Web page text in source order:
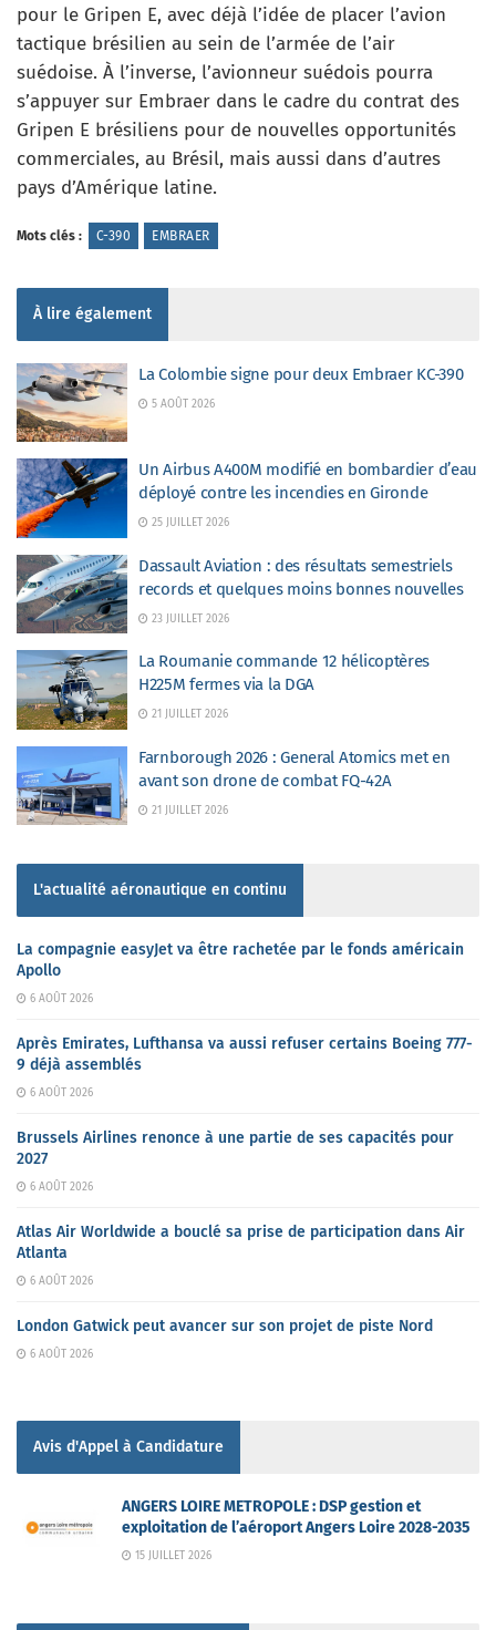
pour le Gripen E, avec déjà l’idée de placer l’avion
tactique brésilien au sein de l’armée de l’air
suédoise. À l’inverse, l’avionneur suédois pourra
s’appuyer sur Embraer dans le cadre du contrat des
Gripen E brésiliens pour de nouvelles opportunités
commerciales, au Brésil, mais aussi dans d’autres
pays d’Amérique latine.
Mots clés : C-390 EMBRAER
À lire également
La Colombie signe pour deux Embraer KC-390
5 AOÛT 2026
Un Airbus A400M modifié en bombardier d’eau
déployé contre les incendies en Gironde
25 JUILLET 2026
Dassault Aviation : des résultats semestriels
records et quelques moins bonnes nouvelles
23 JUILLET 2026
La Roumanie commande 12 hélicoptères
H225M fermes via la DGA
21 JUILLET 2026
Farnborough 2026 : General Atomics met en
avant son drone de combat FQ-42A
21 JUILLET 2026
L'actualité aéronautique en continu
La compagnie easyJet va être rachetée par le fonds américain
Apollo
6 AOÛT 2026
Après Emirates, Lufthansa va aussi refuser certains Boeing 777-
9 déjà assemblés
6 AOÛT 2026
Brussels Airlines renonce à une partie de ses capacités pour
2027
6 AOÛT 2026
Atlas Air Worldwide a bouclé sa prise de participation dans Air
Atlanta
6 AOÛT 2026
London Gatwick peut avancer sur son projet de piste Nord
6 AOÛT 2026
Avis d'Appel à Candidature
ANGERS LOIRE METROPOLE : DSP gestion et
exploitation de l’aéroport Angers Loire 2028-2035
15 JUILLET 2026